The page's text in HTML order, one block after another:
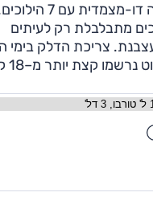
גרסת הבסיס מצוידת במנוע 1.4 ליטר טורבו המספק 122 כ"ס ו-20.4 קג"מ. הוא משודך לתיבה דו-מצמדית
מתבלבלת רק לעיתים
צריכת הדלק בימי
שכללו הרבה